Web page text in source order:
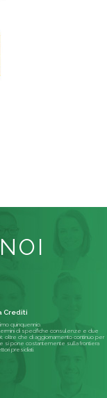
quinquennio.
di specifiche consulenze e due
oltre che di aggiornamento continuo per
si pone costantemente sulla frontiera
presidiati.
Crediti